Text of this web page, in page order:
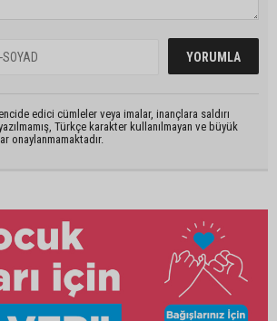
edici cümleler veya imalar, inançlara saldırı
Türkçe karakter kullanılmayan ve büyük
onaylanmamaktadır.